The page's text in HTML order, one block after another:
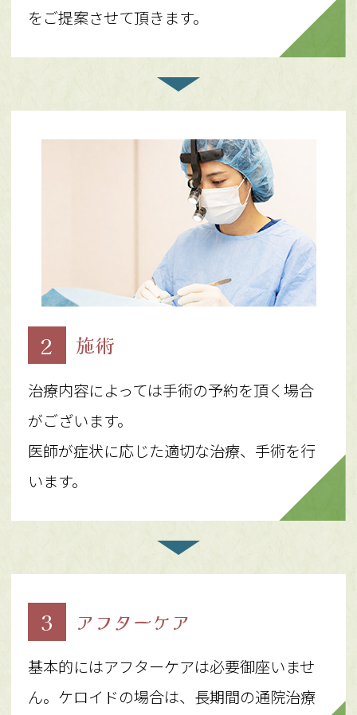
をご提案させて頂きます。
2 施術
治療内容によっては手術の予約を頂く場合
がございます。
医師が症状に応じた適切な治療、手術を行
います。
3 アフターケア
基本的にはアフターケアは必要御座いませ
ん。ケロイドの場合は、長期間の通院治療